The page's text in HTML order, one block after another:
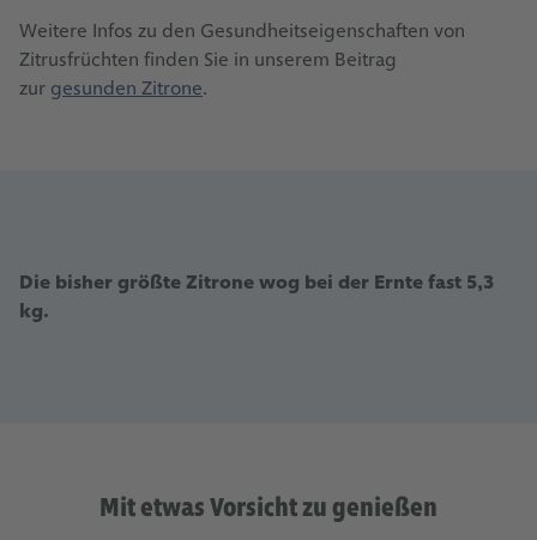
Weitere Infos zu den Gesundheitseigenschaften von
Zitrusfrüchten finden Sie in unserem Beitrag
zur gesunden Zitrone.
Die bisher größte Zitrone wog bei der Ernte fast 5,3
kg.
Mit etwas Vorsicht zu genießen